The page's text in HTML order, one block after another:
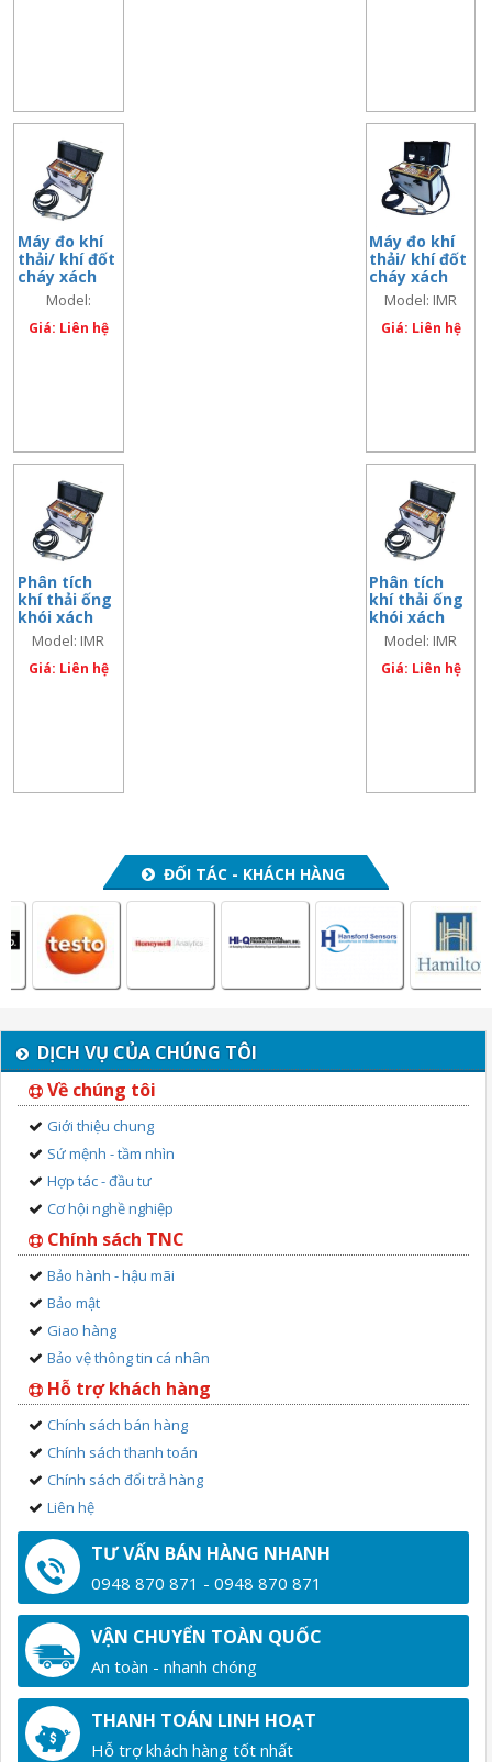
Máy đo khí
thải/ khí đốt
cháy xách
tay cho
công nghiệp
– Model: IMR
Model:
Giá: Liên hệ
Máy đo khí
thải/ khí đốt
cháy xách
tay cho
công nghiệp,
đo CO2 –
Model: IMR
2000/2800 IR
Giá: Liên hệ
Phân tích
khí thải ống
khói xách
tay 2 – 4 cell
Model: IMR
1400C
Giá: Liên hệ
Phân tích
khí thải ống
khói xách
tay, kèm
máy in
Model: IMR
1400CP
Giá: Liên hệ
ĐỐI TÁC - KHÁCH HÀNG
DỊCH VỤ CỦA CHÚNG TÔI
Về chúng tôi
Giới thiệu chung
Sứ mệnh - tầm nhìn
Hợp tác - đầu tư
Cơ hội nghề nghiệp
Chính sách TNC
Bảo hành - hậu mãi
Bảo mật
Giao hàng
Bảo vệ thông tin cá nhân
Hỗ trợ khách hàng
Chính sách bán hàng
Chính sách thanh toán
Chính sách đổi trả hàng
Liên hệ
TƯ VẤN BÁN HÀNG NHANH
0948 870 871 - 0948 870 871
VẬN CHUYỂN TOÀN QUỐC
An toàn - nhanh chóng
THANH TOÁN LINH HOẠT
Hỗ trợ khách hàng tốt nhất